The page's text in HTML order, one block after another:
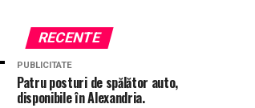
RECENTE
PUBLICITATE
Patru posturi de spălător auto,
disponibile în Alexandria.